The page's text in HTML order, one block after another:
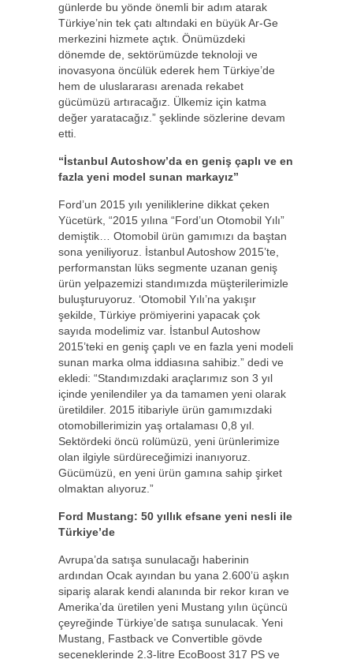
günlerde bu yönde önemli bir adım atarak
Türkiye’nin tek çatı altındaki en büyük Ar-Ge
merkezini hizmete açtık. Önümüzdeki
dönemde de, sektörümüzde teknoloji ve
inovasyona öncülük ederek hem Türkiye’de
hem de uluslararası arenada rekabet
gücümüzü artıracağız. Ülkemiz için katma
değer yaratacağız.” şeklinde sözlerine devam
etti.
“İstanbul Autoshow’da en geniş çaplı ve en
fazla yeni model sunan markayız”
Ford’un 2015 yılı yeniliklerine dikkat çeken
Yücetürk, “2015 yılına “Ford’un Otomobil Yılı”
demiştik… Otomobil ürün gamımızı da baştan
sona yeniliyoruz. İstanbul Autoshow 2015’te,
performanstan lüks segmente uzanan geniş
ürün yelpazemizi standımızda müşterilerimizle
buluşturuyoruz. ‘Otomobil Yılı’na yakışır
şekilde, Türkiye prömiyerini yapacak çok
sayıda modelimiz var. İstanbul Autoshow
2015’teki en geniş çaplı ve en fazla yeni modeli
sunan marka olma iddiasına sahibiz.” dedi ve
ekledi: “Standımızdaki araçlarımız son 3 yıl
içinde yenilendiler ya da tamamen yeni olarak
üretildiler. 2015 itibariyle ürün gamımızdaki
otomobillerimizin yaş ortalaması 0,8 yıl.
Sektördeki öncü rolümüzü, yeni ürünlerimize
olan ilgiyle sürdüreceğimizi inanıyoruz.
Gücümüzü, en yeni ürün gamına sahip şirket
olmaktan alıyoruz.”
Ford Mustang: 50 yıllık efsane yeni nesli ile
Türkiye’de
Avrupa’da satışa sunulacağı haberinin
ardından Ocak ayından bu yana 2.600’ü aşkın
sipariş alarak kendi alanında bir rekor kıran ve
Amerika’da üretilen yeni Mustang yılın üçüncü
çeyreğinde Türkiye’de satışa sunulacak. Yeni
Mustang, Fastback ve Convertible gövde
seçeneklerinde 2.3-litre EcoBoost 317 PS ve